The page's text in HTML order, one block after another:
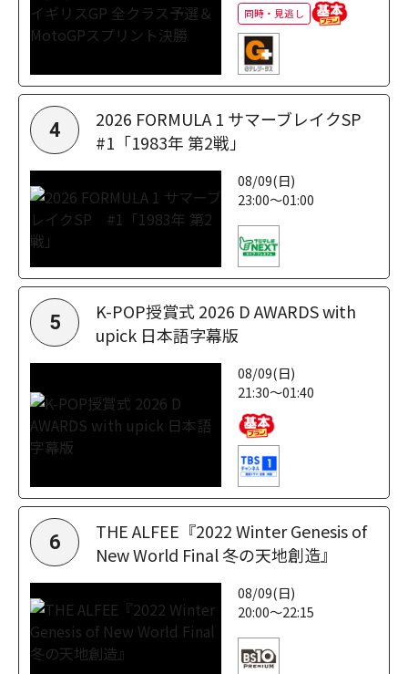
同時・見逃し
4
2026 FORMULA 1 サマーブレイクSP
#1「1983年 第2戦」
08/09(日)
23:00～01:00
5
K-POP授賞式 2026 D AWARDS with
upick 日本語字幕版
08/09(日)
21:30～01:40
6
THE ALFEE『2022 Winter Genesis of
New World Final 冬の天地創造』
08/09(日)
20:00～22:15